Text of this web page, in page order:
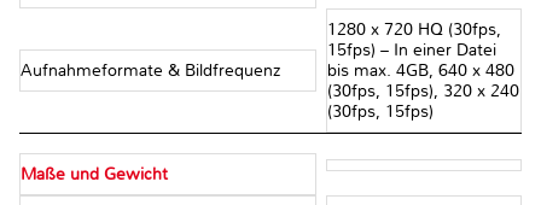
Aufnahmeformate & Bildfrequenz
1280 x 720 HQ (30fps,
15fps) – In einer Datei
bis max. 4GB, 640 x 480
(30fps, 15fps), 320 x 240
(30fps, 15fps)
Maße und Gewicht